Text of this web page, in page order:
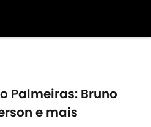
Palmeiras: Bruno
e mais